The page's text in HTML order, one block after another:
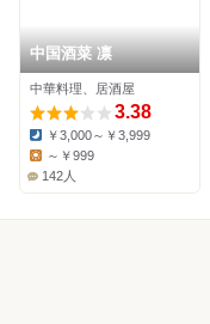
中国酒菜 凛
中華料理、居酒屋
3.38
Dinner:
￥3,000～￥3,999
～￥999
142人